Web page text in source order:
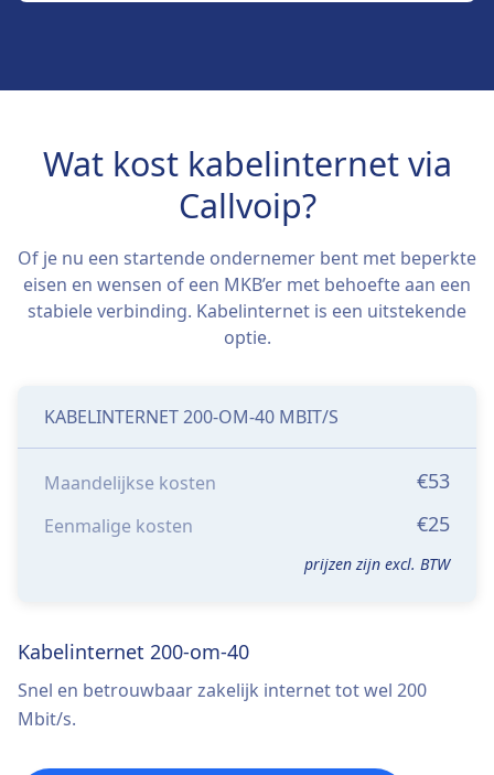
Wat kost kabelinternet via
Callvoip?
Of je nu een startende ondernemer bent met beperkte
eisen en wensen of een MKB’er met behoefte aan een
stabiele verbinding. Kabelinternet is een uitstekende
optie.
KABELINTERNET 200-OM-40 MBIT/S
Maandelijkse kosten €53
Eenmalige kosten €25
prijzen zijn excl. BTW
Kabelinternet 200-om-40
Snel en betrouwbaar zakelijk internet tot wel 200
Mbit/s.